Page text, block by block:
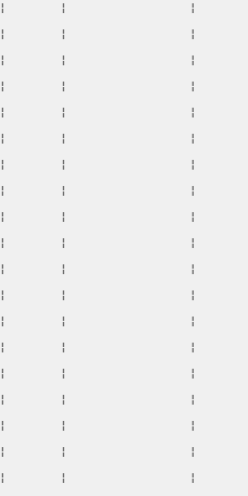
¦       ¦                ¦
¦       ¦                ¦
¦       ¦                ¦
¦       ¦                ¦
¦       ¦                ¦
¦       ¦                ¦
¦       ¦                ¦
¦       ¦                ¦
¦       ¦                ¦
¦       ¦                ¦
¦       ¦                ¦
¦       ¦                ¦
¦       ¦                ¦
¦       ¦                ¦
¦       ¦                ¦
¦       ¦                ¦
¦       ¦                ¦
¦       ¦                ¦
¦       ¦                ¦